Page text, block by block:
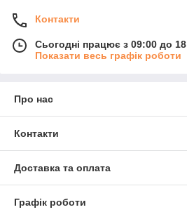
Контакти
Сьогодні працює з 09:00 до
Показати весь графік роботи
Про нас
Контакти
Доставка та оплата
Графік роботи